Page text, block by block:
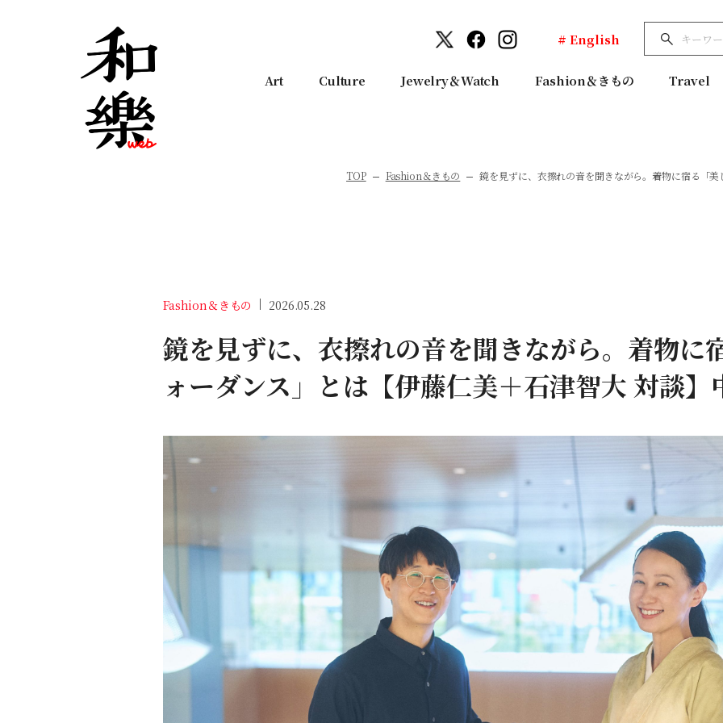
# English
Art Culture Jewelry＆Watch Fashion＆きもの Travel
TOP Fashion＆きもの 鏡を見ずに、衣擦れの音を聞きながら。着物に宿る「
Fashion＆きもの 2026.05.28
鏡を見ずに、衣擦れの音を聞きながら。着物に
ォーダンス」とは【伊藤仁美＋石津智大 対談】